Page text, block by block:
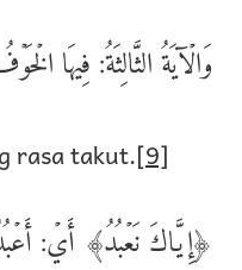
وَالۡآيَةُ الثَّالِثَةُ: فِيهَا
rasa takut.[9]
﴿إِيَّاكَ نَعۡبُدُ﴾ أَيۡ: